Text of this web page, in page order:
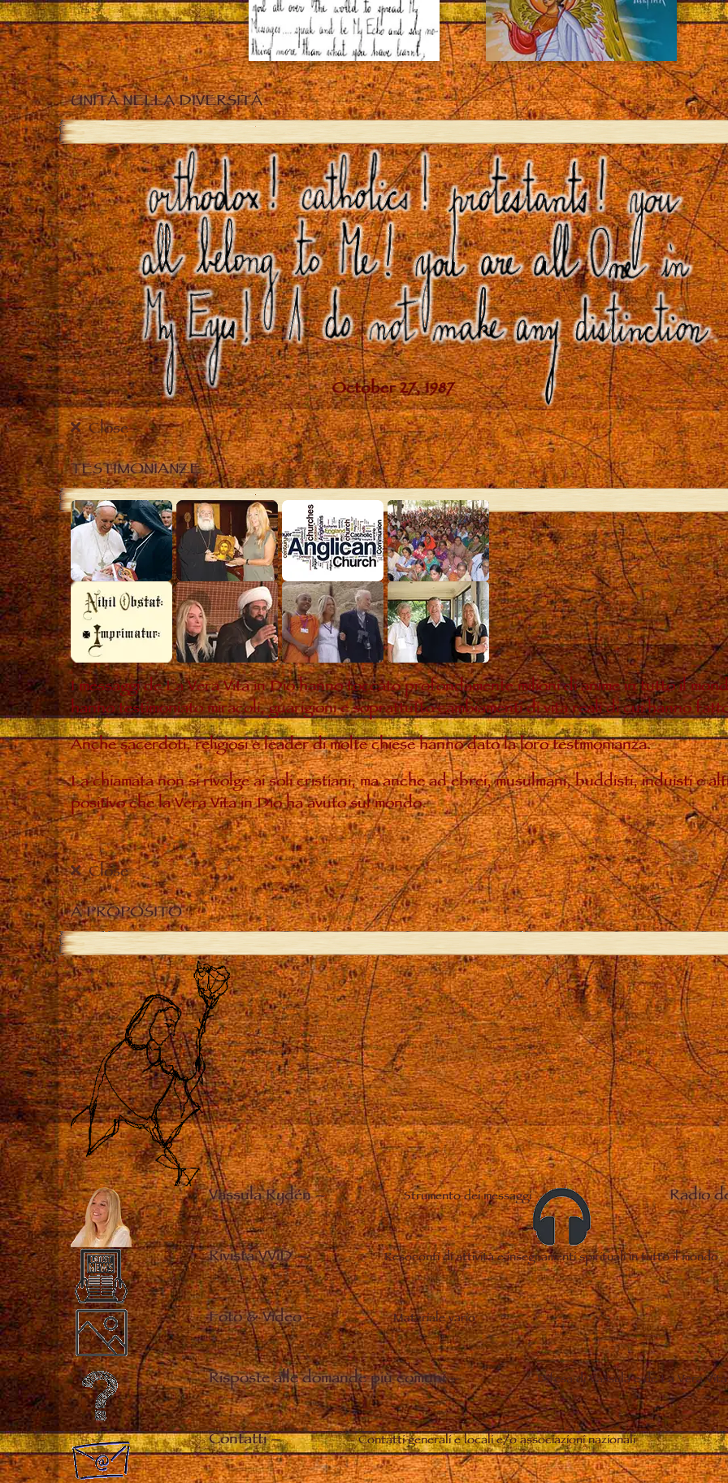
UNITÀ NELLA DIVERSITÀ
Close
TESTIMONIANZE
I messaggi de La Vera Vita in Dio hanno toccato profondamente milioni di anime in tutto il
hanno testimoniato miracoli, guarigioni e soprattutto cambiamenti di vita reali di cui hanno
Anche sacerdoti, religiosi e leader di molte chiese hanno dato la loro testimonianza.
La chiamata non si rivolge ai soli cristiani, ma anche ad ebrei, musulmani, buddisti, induisti e
positivo che la Vera Vita in Dio ha avuto sul mondo.
Close
A PROPOSITO
Vassula Rydén– Strumento dei messaggi Radio
Rivista VViD– Resoconti di attività e insegnamenti spirituali in tutto il mondo
Foto & Video– Materiale vario
Risposte alle domande più comuni– Difesa di Vassula e de La Vera
Contatti– Contatti generali e locali e/o associazioni nazionali